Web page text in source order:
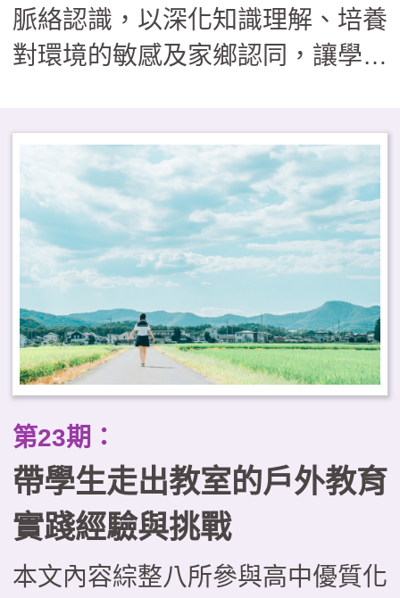
脈絡認識，以深化知識理解、培養
對環境的敏感及家鄉認同，讓學習
核心素養。然而，現階段學校戶外
教育的推動面臨多重挑戰，包括：
缺乏系統化的課程設計、缺少以學
生為主體的思考，以及評量機制有
待強化等困境。本文試圖運用「優
質學校戶外教育課程的層級架
構」，從理念價值、規劃實施與成
效評量三層面提出優化課程的整全
PBL、SEL及SDL等新興議題和學
習模式整合發展的可能，成為實踐
素養導向教學的關鍵途徑。
第23期：
帶學生走出教室的戶外教育
實踐經驗與挑戰
本文內容綜整八所參與高中優質化